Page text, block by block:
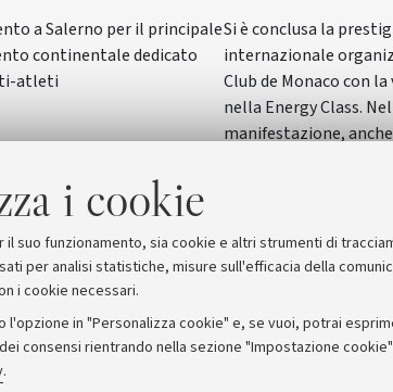
i cookie
suo funzionamento, sia cookie e altri strumenti di
per analisi statistiche, misure sull'efficacia della
i cookie necessari.
in "Personalizza cookie" e, se vuoi, potrai
consensi rientrando nella sezione "Impostazione
.
a Salerno per il principale
continentale dedicato
atleti
Si è conclusa la
internazionale
Club de Monaco con
nella Energy Class.
manifestazione,
Rettorato
stampa